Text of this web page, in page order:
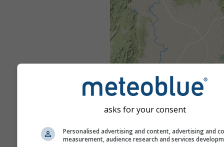
asks for your consent
Personalised advertising and content, advertising and
measurement, audience research and services